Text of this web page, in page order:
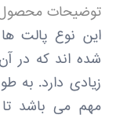
توضیحات
این نوع پالت
شده اند که در
زیادی دارد. به
مهم می باشد